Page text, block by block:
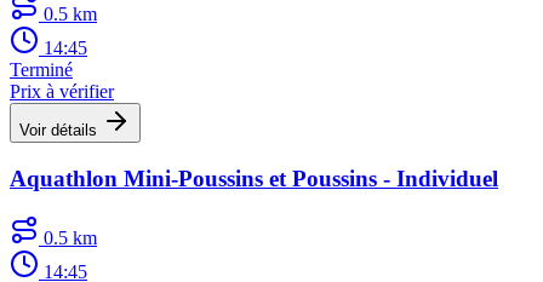
0.5 km
14:45
Terminé
Prix à vérifier
Voir détails
Aquathlon Mini-Poussins et Poussins - Individuel
0.5 km
14:45